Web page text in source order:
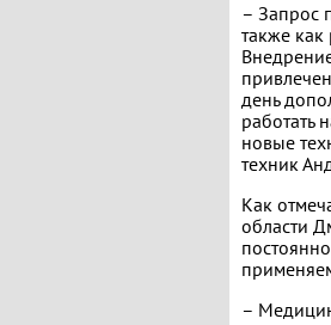
– Запрос
также как
день
работать
новые
техник
Как
области
–